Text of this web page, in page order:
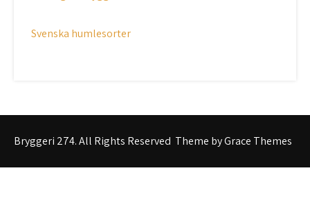
Svenska humlesorter
Bryggeri 274. All Rights Reserved Theme by Grace Themes